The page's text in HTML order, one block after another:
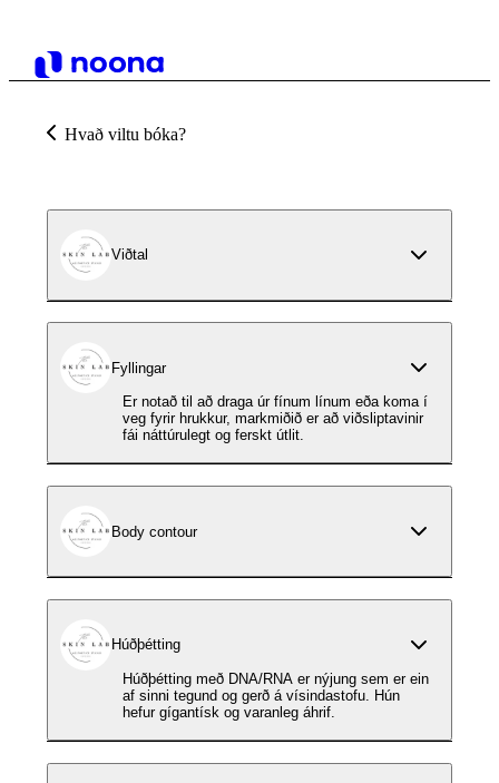
Hvað viltu bóka?
Viðtal
Fyllingar
Er notað til að draga úr fínum línum eða koma í
veg fyrir hrukkur, markmiðið er að viðsliptavinir
fái náttúrulegt og ferskt útlit.
Body contour
Húðþétting
Húðþétting með DNA/RNA er nýjung sem er ein
af sinni tegund og gerð á vísindastofu. Hún
hefur gígantísk og varanleg áhrif.